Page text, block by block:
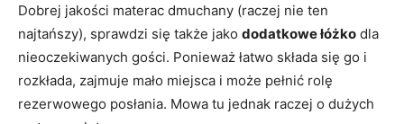
Dobrej jakości materac dmuchany (raczej nie ten
najtańszy), sprawdzi się także jako dodatkowe łóżko dla
nieoczekiwanych gości. Ponieważ łatwo składa się go i
rozkłada, zajmuje mało miejsca i może pełnić rolę
rezerwowego posłania. Mowa tu jednak raczej o dużych